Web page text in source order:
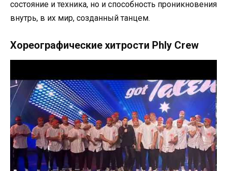
состояние и техника, но и способность проникновения
внутрь, в их мир, созданный танцем.
Хореографические хитрости Phly Crew